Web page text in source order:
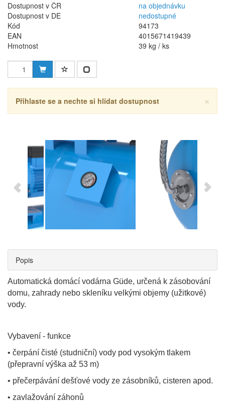
Dostupnost v ČR
na objednávku
Dostupnost v DE
nedostupné
Kód
94173
EAN
4015671419439
Hmotnost
39 kg / ks
×
Přihlaste se a nechte si hlídat dostupnost
Popis
Automatická domácí vodárna Güde, určená k zásobování
domu, zahrady nebo skleníku velkými objemy (užitkové)
vody.
Vybavení - funkce
• čerpání čisté (studniční) vody pod vysokým tlakem
(přepravní výška až 53 m)
• přečerpávání dešťové vody ze zásobníků, cisteren apod.
• zavlažování záhonů